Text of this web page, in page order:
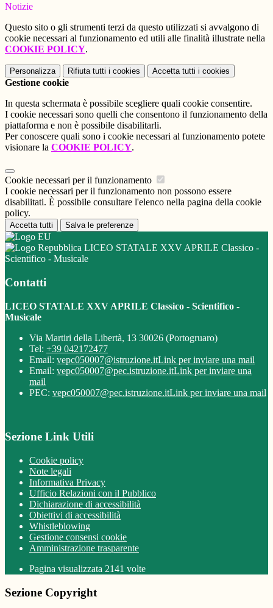
Notizie
Questo sito o gli strumenti terzi da questo utilizzati si avvalgono di
cookie necessari al funzionamento ed utili alle finalità illustrate nella
COOKIE POLICY.
Personalizza Rifiuta tutti i cookies Accetta tutti i cookies
Gestione cookie
In questa schermata è possibile scegliere quali cookie consentire.
I cookie necessari sono quelli che consentono il funzionamento della
piattaforma e non è possibile disabilitarli.
Per conoscere quali sono i cookie necessari al funzionamento potete
visionare la COOKIE POLICY.
Cookie necessari per il funzionamento
I cookie necessari per il funzionamento non possono essere
disabilitati. È possibile consultare l'elenco nella pagina della cookie
policy.
Accetta tutti Salva le preferenze
LICEO STATALE XXV APRILE Classico -
Scientifico - Musicale
Contatti
LICEO STATALE XXV APRILE Classico - Scientifico -
Musicale
Via Martiri della Libertà, 13 30026 (Portogruaro)
Tel: +39 042172477
Email: vepc050007@istruzione.itLink per inviare una mail
Email: vepc050007@pec.istruzione.itLink per inviare una
mail
PEC: vepc050007@pec.istruzione.itLink per inviare una mail
Sezione Link Utili
Cookie policy
Note legali
Informativa Privacy
Ufficio Relazioni con il Pubblico
Dichiarazione di accessibilità
Obiettivi di accessibilità
Whistleblowing
Gestione consensi cookie
Amministrazione trasparente
Pagina visualizzata 2141 volte
Sezione Copyright